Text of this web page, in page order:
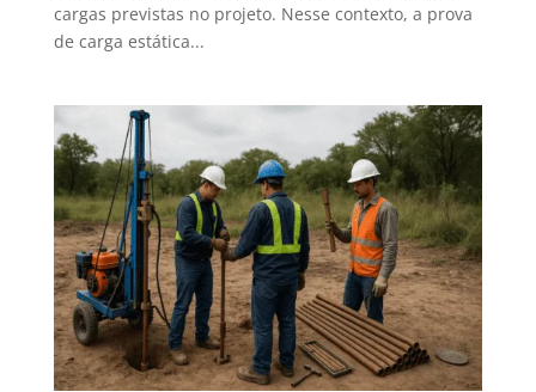
cargas previstas no projeto. Nesse contexto, a prova
de carga estática...